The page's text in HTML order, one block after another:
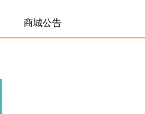
商城公告